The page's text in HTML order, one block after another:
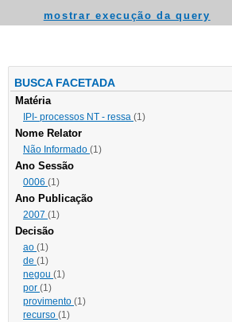
mostrar execução da query
BUSCA FACETADA
Matéria
IPI- processos NT - ressa (1)
Nome Relator
Não Informado (1)
Ano Sessão
0006 (1)
Ano Publicação
2007 (1)
Decisão
ao (1)
de (1)
negou (1)
por (1)
provimento (1)
recurso (1)